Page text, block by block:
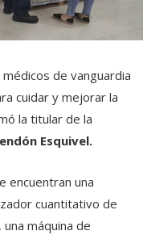
de vanguardia
cuidar y mejorar la
la titular de la
Esquivel.
encuentran una
cuantitativo de
máquina de